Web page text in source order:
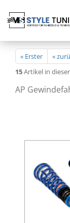
« Erster «
15Artikel in
AP